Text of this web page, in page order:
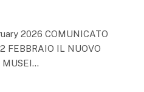
2026 COMUNICATO
FEBBRAIO IL NUOVO
MUSEI…